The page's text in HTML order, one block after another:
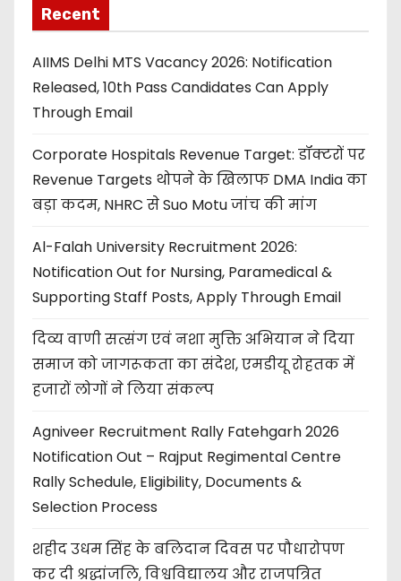
Recent
AIIMS Delhi MTS Vacancy 2026: Notification
Released, 10th Pass Candidates Can Apply
Through Email
Corporate Hospitals Revenue Target: डॉक्टरों पर
Revenue Targets थोपने के खिलाफ DMA India का
बड़ा कदम, NHRC से Suo Motu जांच की मांग
Al-Falah University Recruitment 2026:
Notification Out for Nursing, Paramedical &
Supporting Staff Posts, Apply Through Email
दिव्य वाणी सत्संग एवं नशा मुक्ति अभियान ने दिया
समाज को जागरूकता का संदेश, एमडीयू रोहतक में
हजारों लोगों ने लिया संकल्प
Agniveer Recruitment Rally Fatehgarh 2026
Notification Out – Rajput Regimental Centre
Rally Schedule, Eligibility, Documents &
Selection Process
शहीद उधम सिंह के बलिदान दिवस पर पौधारोपण
कर दी श्रद्धांजलि, विश्वविद्यालय और राजपत्रित